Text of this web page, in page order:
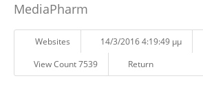
MediaPharm
Websites 14/3/2016 4:19:49 μμ
View Count 7539
Return